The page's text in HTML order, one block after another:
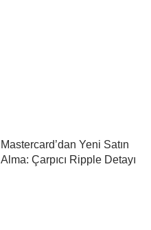
Mastercard’dan Yeni Satın
Alma: Çarpıcı Ripple Detayı